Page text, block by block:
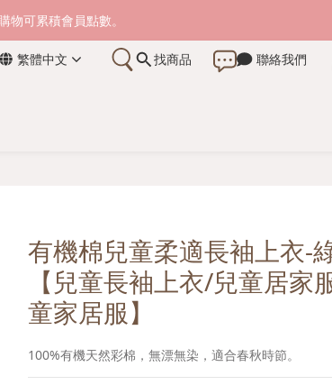
物可累積會員點數。
物可累積會員點數。
到付款免運。
繁體中文 找商品 聯絡我們
有機棉兒童柔適長袖上衣-
【兒童長袖上衣/兒童居家
童家居服】
100%有機天然彩棉，無漂無染，適合春秋時節。